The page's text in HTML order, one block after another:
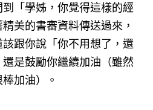
「學姊，你覺得這樣的經
美的書審資料傳送過來，
跟你說「你不用想了，還
是鼓勵你繼續加油（雖然
加油）。